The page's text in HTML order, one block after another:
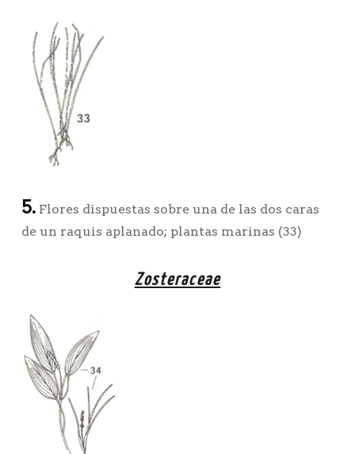
5.Flores dispuestas sobre una de las dos caras
de un raquis aplanado; plantas marinas (33)
Zosteraceae